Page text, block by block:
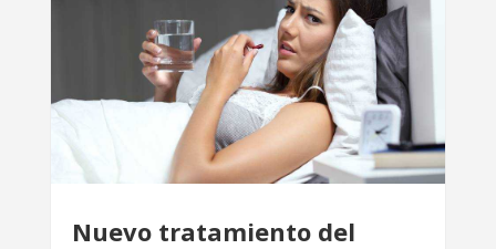
Nuevo tratamiento del